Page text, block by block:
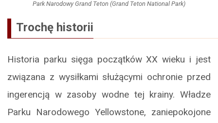
Park Narodowy Grand Teton (Grand Teton National Park)
Trochę historii
Historia parku sięga początków XX wieku i jest
związana z wysiłkami służącymi ochronie przed
ingerencją w zasoby wodne tej krainy. Władze
Parku Narodowego Yellowstone, zaniepokojone